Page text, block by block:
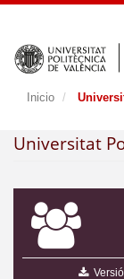
Inicio
Universitat